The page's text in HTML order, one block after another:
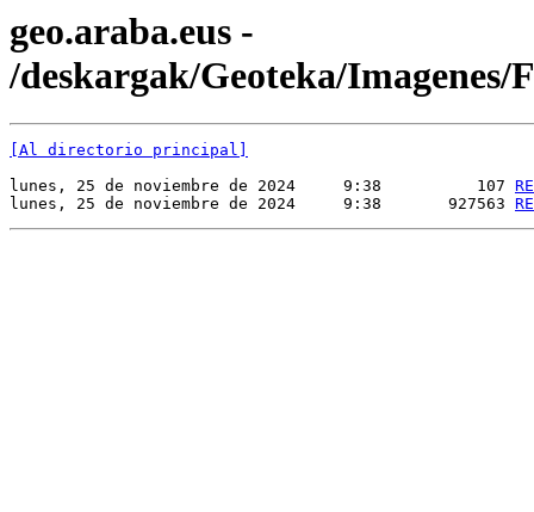
geo.araba.eus -
/deskargak/Geoteka/Imagenes/
[Al directorio principal]
lunes, 25 de noviembre de 2024     9:38          107
lunes, 25 de noviembre de 2024     9:38       927563